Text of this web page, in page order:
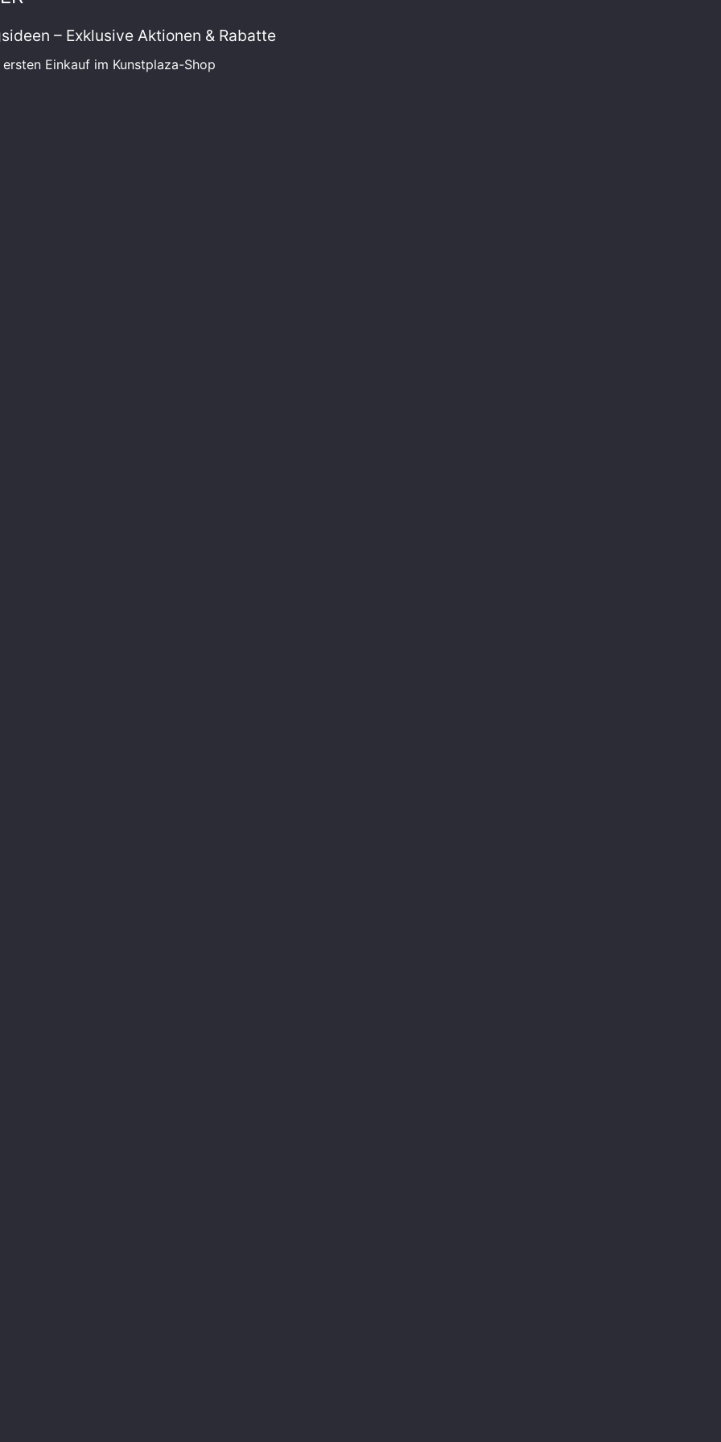
– Exklusive Aktionen & Rabatte
Einkauf im Kunstplaza-Shop